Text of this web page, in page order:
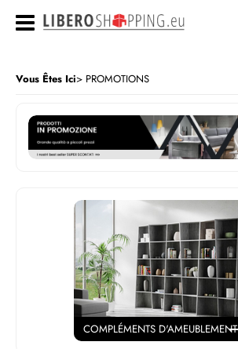
Vous Êtes Ici PROMOTIONS
COMPLÉMENTS D'AMEUBLEMENT